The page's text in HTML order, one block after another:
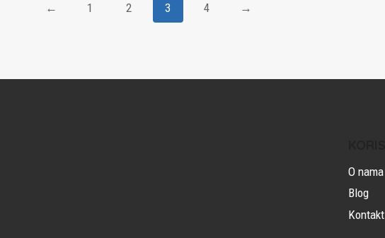
← 1 2 3 4 →
O nama
Blog
Kontakt